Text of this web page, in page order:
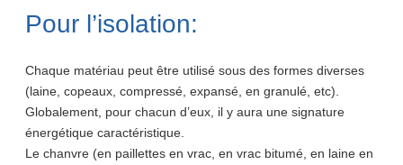
Pour l’isolation:
Chaque matériau peut être utilisé sous des formes diverses
(laine, copeaux, compressé, expansé, en granulé, etc).
Globalement, pour chacun d’eux, il y aura une signature
énergétique caractéristique.
Le chanvre (en paillettes en vrac, en vrac bitumé, en laine en